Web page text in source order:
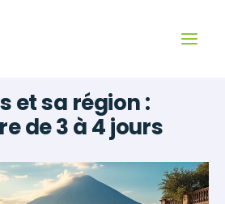
et sa région :
de 3 à 4 jours